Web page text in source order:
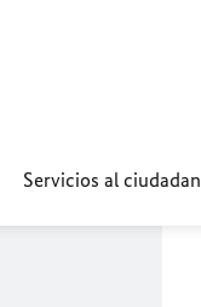
Servicios al